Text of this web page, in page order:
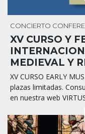
CONCIERTO
XV CURSO Y
MEDIEVAL Y
XV CURSO EARLY
plazas limitadas.
en nuestra web